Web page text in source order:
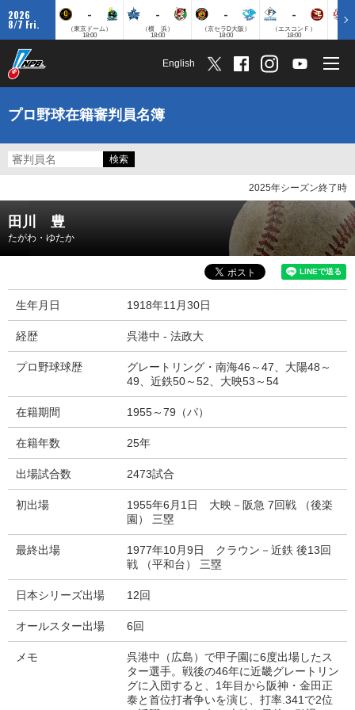
2026
8/7 Fri.
-
（東京ドーム）
18:00
-
（横 浜）
18:00
-
（京セラD大阪）
18:00
-
（エスコンＦ）
18:00
English
プロ野球在籍審判員名簿
2025年シーズン終了時
田川 豊
たがわ・ゆたか
生年月日 1918年11月30日
経歴 呉港中 - 法政大
プロ野球球歴
グレートリング・南海46～47、大陽48～
49、近鉄50～52、大映53～54
在籍期間 1955～79（パ）
在籍年数 25年
出場試合数 2473試合
初出場
1955年6月1日 大映－阪急 7回戦 （後楽
園） 三塁
最終出場
1977年10月9日 クラウン－近鉄 後13回
戦 （平和台） 三塁
日本シリーズ出場 12回
オールスター出場 6回
メモ
呉港中（広島）で甲子園に6度出場したス
ター選手。戦後の46年に近畿グレートリン
グに入団すると、1年目から阪神・金田正
泰と首位打者争いを演じ、打率.341で2位